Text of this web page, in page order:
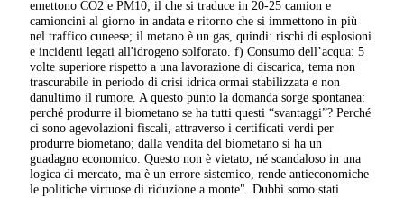
emettono CO2 e PM10; il che si traduce in 20-25 camion e
camioncini al giorno in andata e ritorno che si immettono in più
nel traffico cuneese; il metano è un gas, quindi: rischi di esplosioni
e incidenti legati all'idrogeno solforato. f) Consumo dell’acqua: 5
volte superiore rispetto a una lavorazione di discarica, tema non
trascurabile in periodo di crisi idrica ormai stabilizzata e non
danultimo il rumore. A questo punto la domanda sorge spontanea:
perché produrre il biometano se ha tutti questi “svantaggi”? Perché
ci sono agevolazioni fiscali, attraverso i certificati verdi per
produrre biometano; dalla vendita del biometano si ha un
guadagno economico. Questo non è vietato, né scandaloso in una
logica di mercato, ma è un errore sistemico, rende antieconomiche
le politiche virtuose di riduzione a monte". Dubbi somo stati